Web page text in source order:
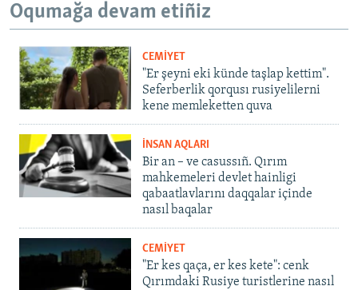
Oqumağa devam etiñiz
CEMİYET
"Er şeyni eki künde taşlap kettim".
Seferberlik qorqusı rusiyelilerni
kene memleketten quva
İNSAN AQLARI
Bir an – ve casussıñ. Qırım
mahkemeleri devlet hainligi
qabaatlavlarını daqqalar içinde
nasıl baqalar
CEMİYET
"Er kes qaça, er kes kete": cenk
Qırımdaki Rusiye turistlerine nasıl